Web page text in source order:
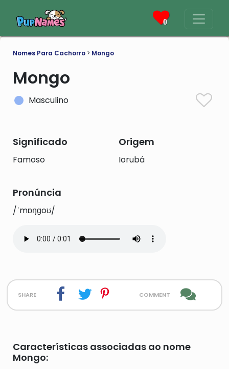
0
Nomes Para Cachorro > Mongo
Mongo
Masculino
Significado
Famoso
Origem
Iorubá
Pronúncia
/ˈmɒŋɡoʊ/
share comment
Características associadas ao nome
Mongo: